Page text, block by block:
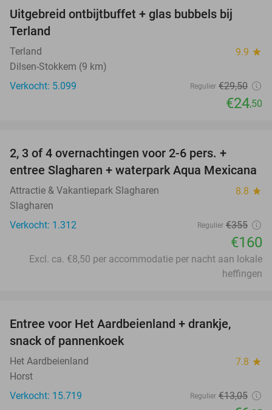
Uitgebreid ontbijtbuffet + glas bubbels bij
Terland
Terland 9.9 star
Dilsen-Stokkem (9 km)
Verkocht: 5.099
Regulier €29,50
€24,50
2, 3 of 4 overnachtingen voor 2-6 pers. +
entree Slagharen + waterpark Aqua Mexicana
Attractie & Vakantiepark Slagharen 8.8 star
Slagharen
Verkocht: 1.312
Regulier €355
€160
Excl. ca. €8,50 per accommodatie per nacht aan lokale
heffingen
Entree voor Het Aardbeienland + drankje,
snack of pannenkoek
Het Aardbeienland 7.8 star
Horst
Verkocht: 15.719
Regulier €13,05